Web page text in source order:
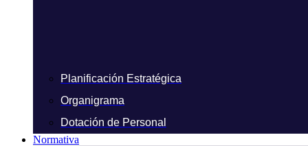
Planificación Estratégica
Organigrama
Dotación de Personal
Normativa